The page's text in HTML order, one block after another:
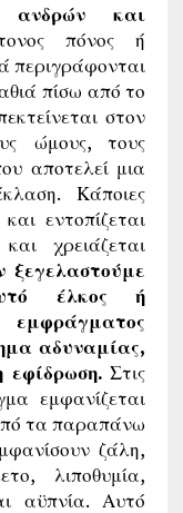
ανδρών και
πόνος ή
περιγράφονται
πίσω από το
στον
ώμους, τους
αποτελεί μια
Κάποιες
εντοπίζεται
χρειάζεται
ξεγελαστούμε
έλκος ή
αδυναμίας,
εφίδρωση.Στις
εμφανίζεται
τα παραπάνω
ζάλη,
λιποθυμία,
αϋπνία. Αυτό